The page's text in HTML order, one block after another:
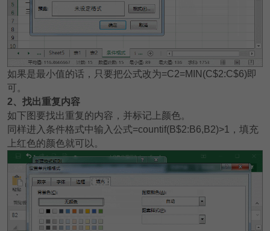
如果是最小值的话，只要把公式改为=C2=MIN(C$2:C$6)即
可。
2、找出重复内容
如下图要找出重复的内容，并标记上颜色。
同样进入条件格式中输入公式=countif(B$2:B6,B2)>1，填充
上红色的颜色就可以。